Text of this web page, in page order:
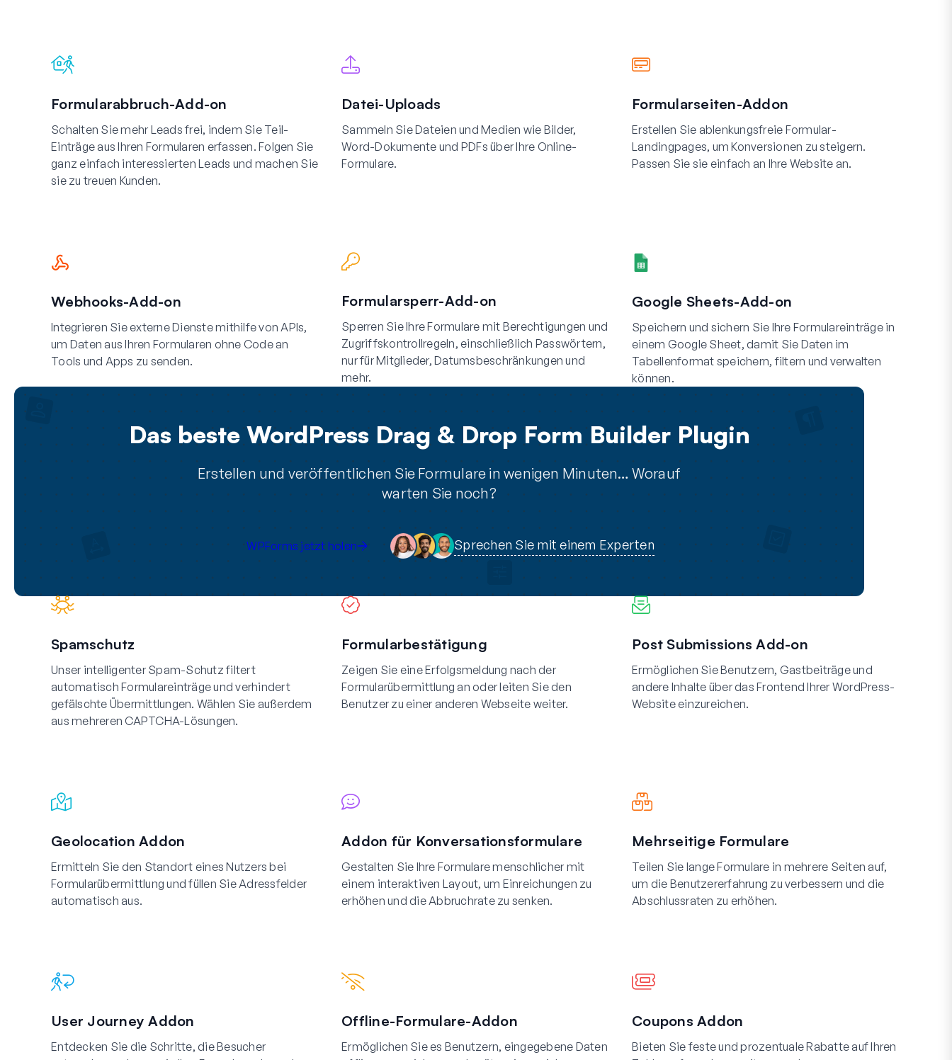
Formularabbruch-Add-on
Schalten Sie mehr Leads frei, indem Sie Teil-
Einträge aus Ihren Formularen erfassen. Folgen Sie
ganz einfach interessierten Leads und machen Sie
sie zu treuen Kunden.
Datei-Uploads
Sammeln Sie Dateien und Medien wie Bilder,
Word-Dokumente und PDFs über Ihre Online-
Formulare.
Formularseiten-Addon
Erstellen Sie ablenkungsfreie Formular-
Landingpages, um Konversionen zu steigern.
Passen Sie sie einfach an Ihre Website an.
Webhooks-Add-on
Integrieren Sie externe Dienste mithilfe von APIs,
um Daten aus Ihren Formularen ohne Code an
Tools und Apps zu senden.
Formularsperr-Add-on
Sperren Sie Ihre Formulare mit Berechtigungen und
Zugriffskontrollregeln, einschließlich Passwörtern,
nur für Mitglieder, Datumsbeschränkungen und
mehr.
Google Sheets-Add-on
Speichern und sichern Sie Ihre Formulareinträge in
einem Google Sheet, damit Sie Daten im
Tabellenformat speichern, filtern und verwalten
können.
Das beste WordPress Drag & Drop Form Builder Plugin
Erstellen und veröffentlichen Sie Formulare in wenigen Minuten… Worauf
warten Sie noch?
WPForms jetzt holen Sprechen Sie mit einem Experten
Spamschutz
Unser intelligenter Spam-Schutz filtert
automatisch Formulareinträge und verhindert
gefälschte Übermittlungen. Wählen Sie außerdem
aus mehreren CAPTCHA-Lösungen.
Formularbestätigung
Zeigen Sie eine Erfolgsmeldung nach der
Formularübermittlung an oder leiten Sie den
Benutzer zu einer anderen Webseite weiter.
Post Submissions Add-on
Ermöglichen Sie Benutzern, Gastbeiträge und
andere Inhalte über das Frontend Ihrer WordPress-
Website einzureichen.
Geolocation Addon
Ermitteln Sie den Standort eines Nutzers bei
Formularübermittlung und füllen Sie Adressfelder
automatisch aus.
Addon für Konversationsformulare
Gestalten Sie Ihre Formulare menschlicher mit
einem interaktiven Layout, um Einreichungen zu
erhöhen und die Abbruchrate zu senken.
Mehrseitige Formulare
Teilen Sie lange Formulare in mehrere Seiten auf,
um die Benutzererfahrung zu verbessern und die
Abschlussraten zu erhöhen.
User Journey Addon
Entdecken Sie die Schritte, die Besucher
Offline-Formulare-Addon
Ermöglichen Sie es Benutzern, eingegebene Daten
Coupons Addon
Bieten Sie feste und prozentuale Rabatte auf Ihren